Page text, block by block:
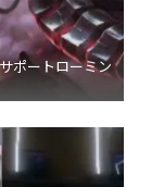
ポートローミン